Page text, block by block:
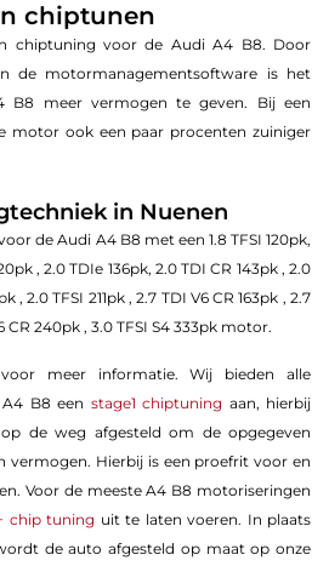
chiptunen
chiptuning voor de Audi A4 B8. Door
de motormanagementsoftware is het
B8 meer vermogen te geven. Bij een
motor ook een paar procenten zuiniger
in Nuenen
de Audi A4 B8 met een 1.8 TFSI 120pk,
, 2.0 TDIe 136pk, 2.0 TDI CR 143pk , 2.0
, 2.0 TFSI 211pk , 2.7 TDI V6 CR 163pk , 2.7
CR 240pk , 3.0 TFSI S4 333pk motor.
meer informatie. Wij bieden alle
B8 een stage1 chiptuning aan, hierbij
de weg afgesteld om de opgegeven
vermogen. Hierbij is een proefrit voor en
Voor de meeste A4 B8 motoriseringen
chip tuning uit te laten voeren. In plaats
de auto afgesteld op maat op onze